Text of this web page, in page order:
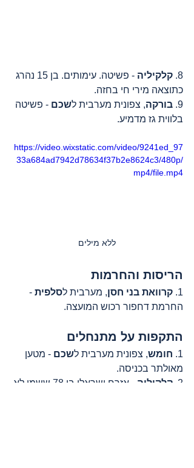
8. קלקיליה
- פשיטה. עימותים. בן 15 נהרג
כתוצאה מירי חי בחזה.
9. בורקה, צפונית מערבית לשכם - פשיטה
בלווית גז מדמיע.
https://video.wixstatic.com/video/9241ed_97
33a684ad7942d78634f37b2e8624c3/480p/
mp4/file.mp4
ללא מילים
הריסות והחרמות
1. קרוואת בני חסן, מערבית לסלפית -
החרמת דחפור רכוש המועצה.
התקפות על מתנחלים
1. חומש, צפונית מערבית לשכם - מטען
מאולתר בכניסה.
2. קלקיליה
- אזרח ישראלי בן 78 ששמו לא